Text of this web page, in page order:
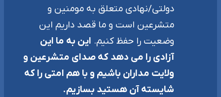
دولتی/نهادی متعلق به مومنین و
متشرعین است و ما قصد داریم این
وضعیت را حفظ کنیم. این به ما این
آزادی را می دهد که صدای متشرعین و
ولایت مداران باشیم و با هم امتی را که
شایسته آن هستید بسازیم.